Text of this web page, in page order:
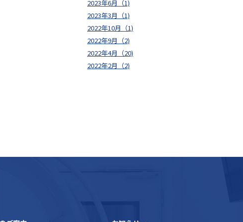
2023年6月（1)
2023年3月（1)
2022年10月（1)
2022年9月（2)
2022年4月（20)
2022年2月（2)